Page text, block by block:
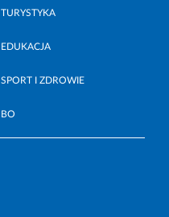
TURYSTYKA
EDUKACJA
SPORT I ZDROWIE
BO